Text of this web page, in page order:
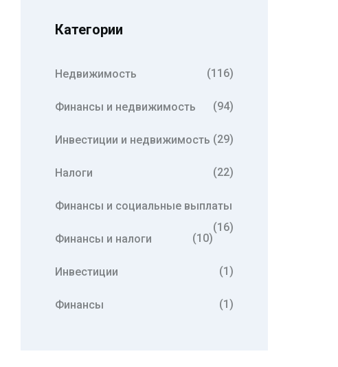
Категории
Недвижимость (116)
Финансы и недвижимость (94)
Инвестиции и недвижимость (29)
Налоги (22)
Финансы и социальные выплаты
(16)
Финансы и налоги
(10)
Инвестиции (1)
Финансы (1)